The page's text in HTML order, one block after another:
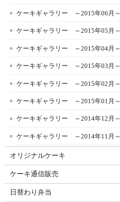
ケーキギャラリー ～2015年06月～
ケーキギャラリー ～2015年05月～
ケーキギャラリー ～2015年04月～
ケーキギャラリー ～2015年03月～
ケーキギャラリー ～2015年02月～
ケーキギャラリー ～2015年01月～
ケーキギャラリー ～2014年12月～
ケーキギャラリー ～2014年11月～
オリジナルケーキ
ケーキ通信販売
日替わり弁当